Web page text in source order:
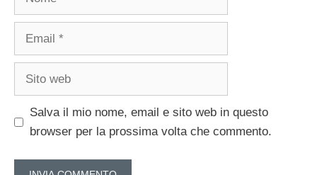
Email
Sito
Salva il mio nome, email e sito web in questo
browser per la prossima volta che commento.